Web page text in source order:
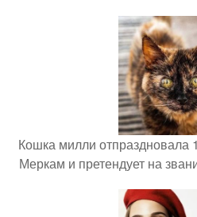
Кошка милли отпраздновала
Меркам и претендует на